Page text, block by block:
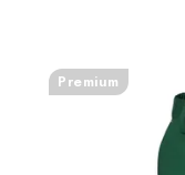
Premium